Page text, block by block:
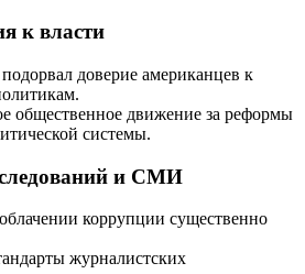
к власти
доверие американцев к
общественное движение за реформы
системы.
и СМИ
коррупции существенно
журналистских